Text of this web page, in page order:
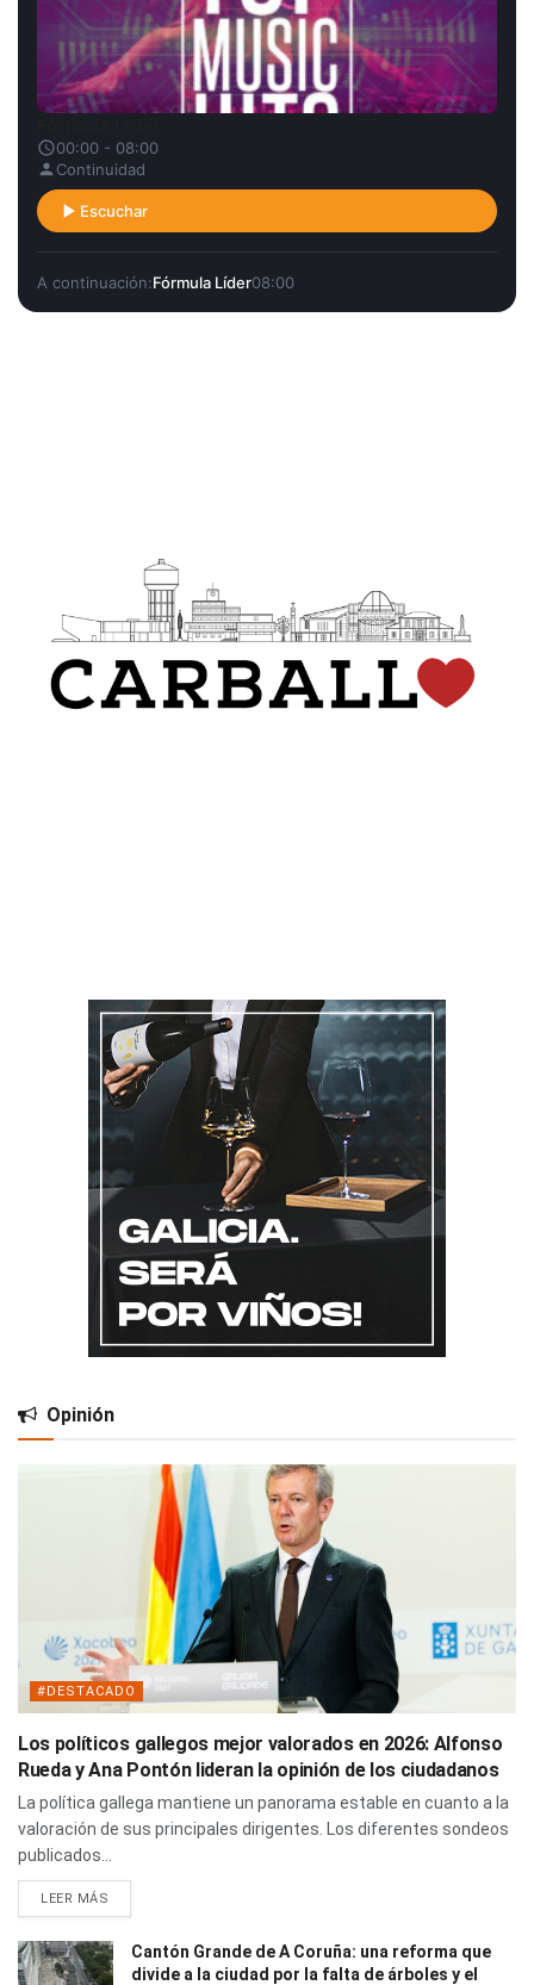
00:00 - 08:00
Continuidad
Escuchar
A continuación:Fórmula Líder08:00
Opinión
#DESTACADO
Los políticos gallegos mejor valorados en 2026: Alfonso
Rueda y Ana Pontón lideran la opinión de los ciudadanos
La política gallega mantiene un panorama estable en cuanto a la
valoración de sus principales dirigentes. Los diferentes sondeos
publicados...
LEER MÁS
Cantón Grande de A Coruña: una reforma que
divide a la ciudad por la falta de árboles y el